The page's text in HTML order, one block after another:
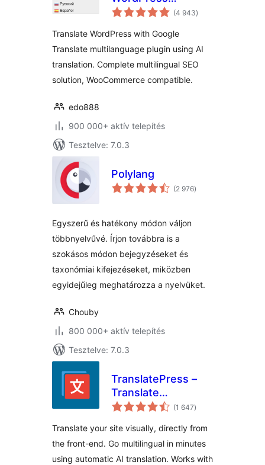
programot a
segítségével
(4 943értékelés
összesen
)
Translate WordPress with Google
Translate multilanguage plugin using AI
translation. Complete multilingual SEO
solution, WooCommerce compatible.
edo888
900 000+ aktív telepítés
Tesztelve: 7.0.3
Polylang
(2 976értékelés
összesen
)
Egyszerű és hatékony módon váljon
többnyelvűvé. Írjon továbbra is a
szokásos módon bejegyzéseket és
taxonómiai kifejezéseket, miközben
egyidejűleg meghatározza a nyelvüket.
Chouby
800 000+ aktív telepítés
Tesztelve: 7.0.3
TranslatePress –
Translate
Multilingual sites
(1 647értékelés
összesen
)
Translate your site visually, directly from
the front-end. Go multilingual in minutes
using automatic AI translation. Works with